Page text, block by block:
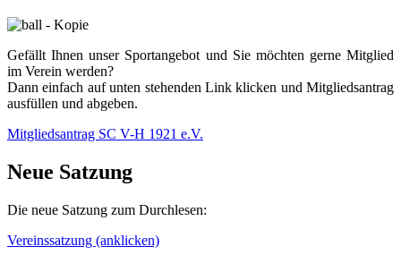
Gefällt Ihnen unser Sportangebot und Sie möchten gerne Mitglied
im Verein werden?
Dann einfach auf unten stehenden Link klicken und Mitgliedsantrag
ausfüllen und abgeben.
Mitgliedsantrag SC V-H 1921 e.V.
Neue Satzung
Die neue Satzung zum Durchlesen:
Vereinssatzung (anklicken)